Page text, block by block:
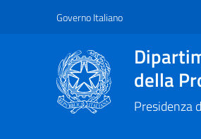
Vai al contenuto principale
Raggiungi il piè di pagina
Governo Italiano
della
Presidenza